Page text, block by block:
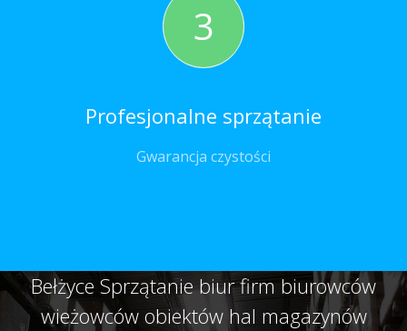
3
Profesjonalne sprzątanie
Gwarancja czystości
Bełżyce Sprzątanie biur firm biurowców
wieżowców obiektów hal magazynów